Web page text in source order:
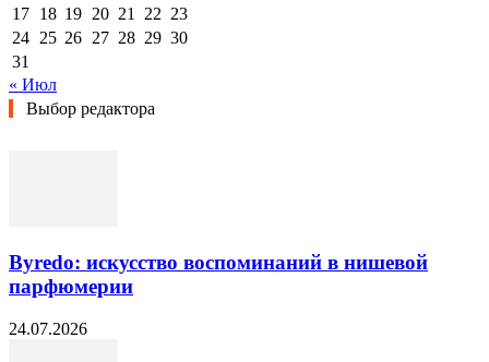
17 18 19 20 21 22 23
24 25 26 27 28 29 30
31
« Июл
Выбор редактора
Byredo: искусство воспоминаний в нишевой
парфюмерии
24.07.2026